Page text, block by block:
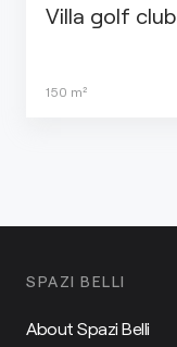
Villa golf club
150 m²
SPAZI BELLI
About Spazi Belli